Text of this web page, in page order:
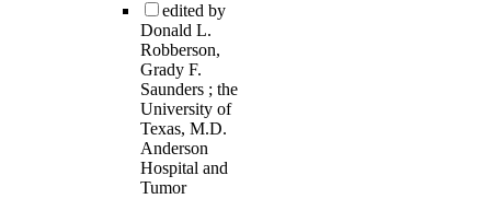
edited by
Donald L.
Robberson,
Grady F.
Saunders ; the
University of
Texas, M.D.
Anderson
Hospital and
Tumor